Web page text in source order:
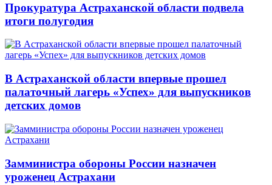
Прокуратура Астраханской области подвела
итоги полугодия
В Астраханской области впервые прошел
палаточный лагерь «Успех» для выпускников
детских домов
Замминистра обороны России назначен
уроженец Астрахани